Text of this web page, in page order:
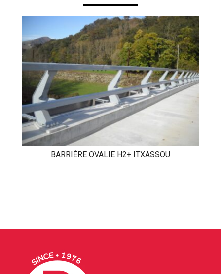
BARRIÈRE OVALIE H2+ ITXASSOU